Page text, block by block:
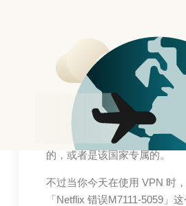
电影或影集的经验？
要说到会让你使用 VPN 翻墙
Netflix 有这个能力让你这样做
在全球都有着各自的电影或影
不一定能看到所有 Netflix 推出
集，你得必须要翻墙出去才能
的，或者是该国家专属的。
不过当你今天在使用 VPN 时
「Netflix 错误M7111-5059」